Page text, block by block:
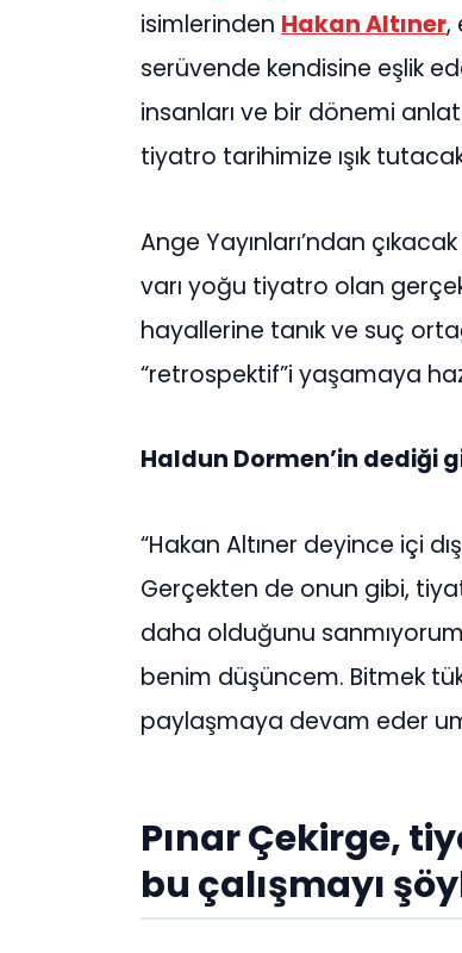
isimlerinden Hakan Altıner,
serüvende kendisine eşlik
insanları ve bir dönemi
tiyatro tarihimize ışık
Ange Yayınları’ndan
varı yoğu tiyatro olan
hayallerine tanık ve suç
“retrospektif”i yaşamaya
Haldun Dormen’in dediği
“Hakan Altıner deyince içi
Gerçekten de onun gibi,
daha olduğunu
benim düşüncem. Bitmek
paylaşmaya devam eder
Pınar Çekirge,
bu çalışmayı